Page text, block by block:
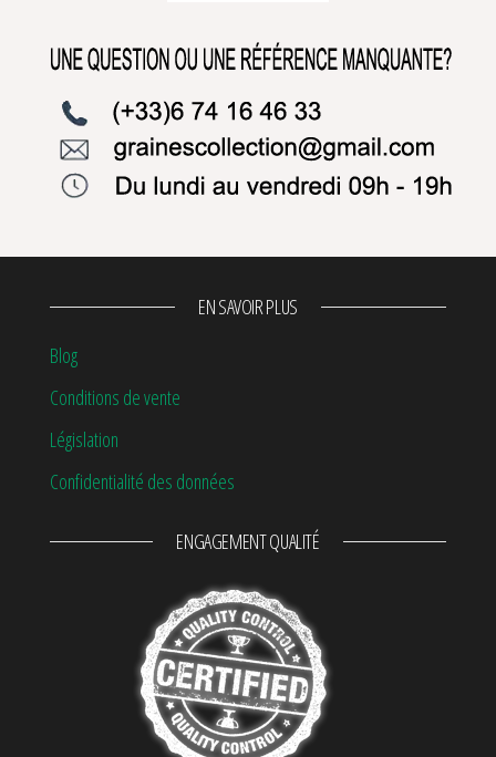
EN SAVOIR PLUS
Blog
Conditions de vente
Législation
Confidentialité des données
ENGAGEMENT QUALITÉ